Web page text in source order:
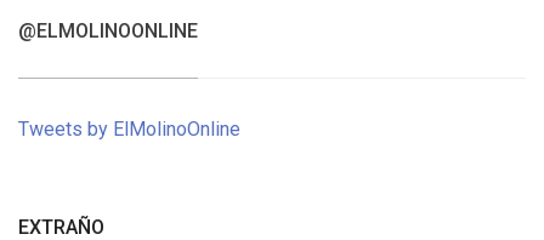
@ELMOLINOONLINE
Tweets by ElMolinoOnline
EXTRAÑO